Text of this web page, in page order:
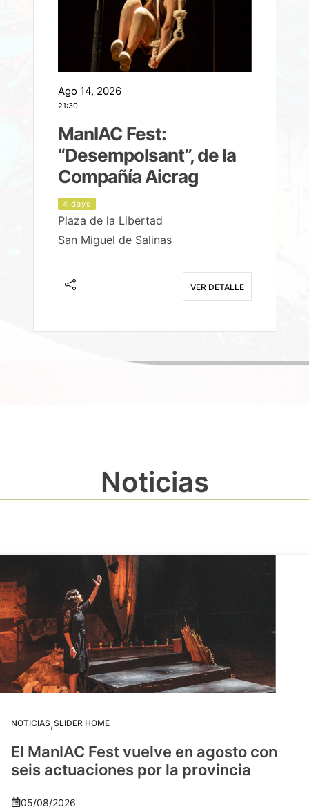
Ago 14, 2026
21:30
ManIAC Fest:
“Desempolsant”, de la
Compañía Aicrag
4 days
Plaza de la Libertad
San Miguel de Salinas
VER DETALLE
Noticias
NOTICIAS,SLIDER HOME
El ManIAC Fest vuelve en agosto con
seis actuaciones por la provincia
05/08/2026